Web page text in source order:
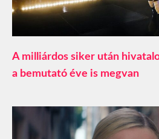
A milliárdos siker után
a bemutató éve is megvan